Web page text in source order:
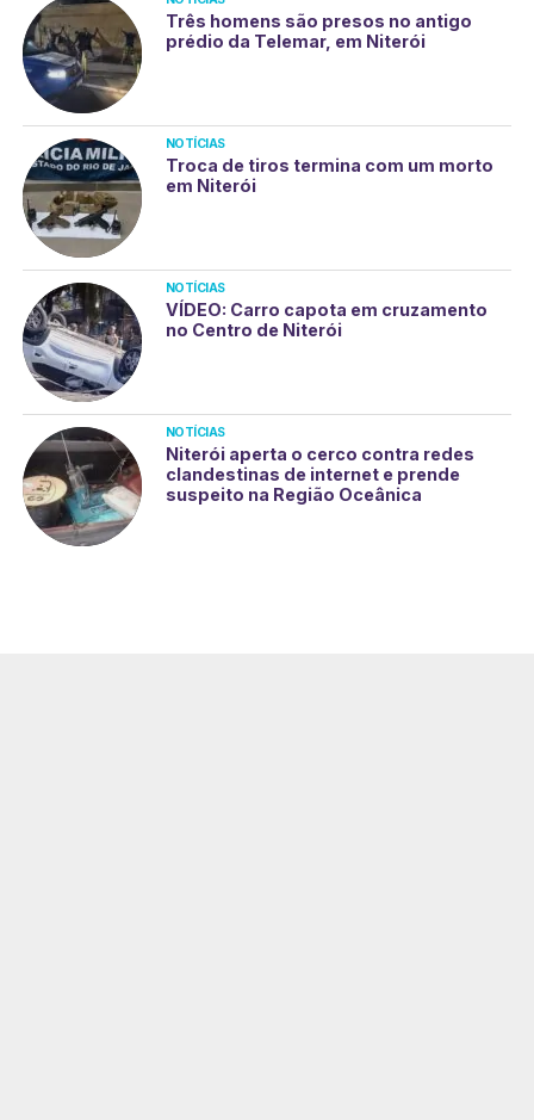
Três homens são presos no antigo
prédio da Telemar, em Niterói
NOTÍCIAS
Troca de tiros termina com um morto
em Niterói
NOTÍCIAS
VÍDEO: Carro capota em cruzamento
no Centro de Niterói
NOTÍCIAS
Niterói aperta o cerco contra redes
clandestinas de internet e prende
suspeito na Região Oceânica